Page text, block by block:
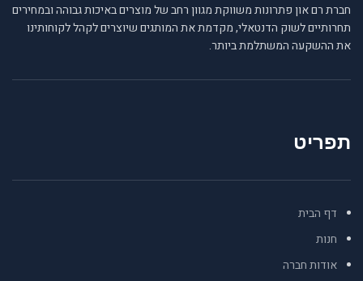
חברת רם און פתרונות משווקת מגוון רחב של מוצרים באיכות גבוהה ובמחירים
תחרותיים לשוק הדנטאלי, מקדמת את המותגים שיוצרים לקהל לקוחותינו
את ההשקעה המשתלמת ביותר.
תפריט
דף הבית
חנות
אודות חברה